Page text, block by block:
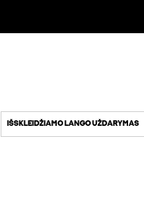
IŠSKLEIDŽIAMO LANGO UŽDARYMAS